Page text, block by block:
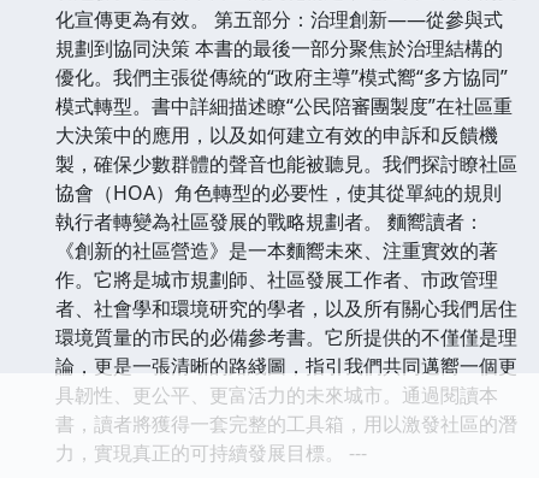
化宣傳更為有效。 第五部分：治理創新——從參與式
規劃到協同決策 本書的最後一部分聚焦於治理結構的
優化。我們主張從傳統的“政府主導”模式嚮“多方協同”
模式轉型。書中詳細描述瞭“公民陪審團製度”在社區重
大決策中的應用，以及如何建立有效的申訴和反饋機
製，確保少數群體的聲音也能被聽見。我們探討瞭社區
協會（HOA）角色轉型的必要性，使其從單純的規則
執行者轉變為社區發展的戰略規劃者。 麵嚮讀者：
《創新的社區營造》是一本麵嚮未來、注重實效的著
作。它將是城市規劃師、社區發展工作者、市政管理
者、社會學和環境研究的學者，以及所有關心我們居住
環境質量的市民的必備參考書。它所提供的不僅僅是理
論，更是一張清晰的路綫圖，指引我們共同邁嚮一個更
具韌性、更公平、更富活力的未來城市。通過閱讀本
書，讀者將獲得一套完整的工具箱，用以激發社區的潛
力，實現真正的可持續發展目標。 ---